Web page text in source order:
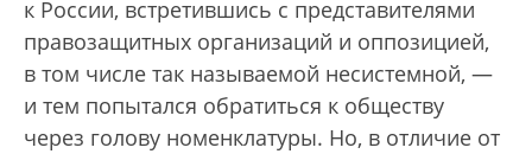
к России, встретившись с представителями
правозащитных организаций и оппозицией,
в том числе так называемой несистемной, —
и тем попытался обратиться к обществу
через голову номенклатуры. Но, в отличие от